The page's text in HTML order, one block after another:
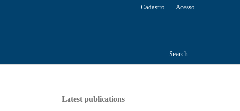
Search
Cadastro Acesso
Latest publications